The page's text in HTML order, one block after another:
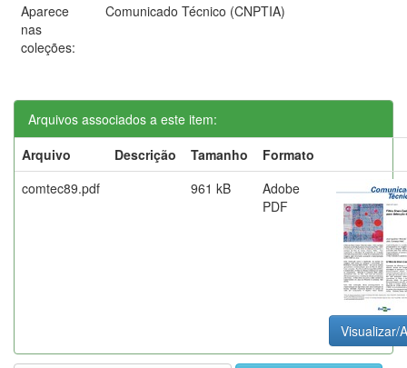
Aparece
nas
coleções:
Comunicado Técnico (CNPTIA)
Arquivos associados a este item:
Arquivo
Descrição Tamanho
Formato
comtec89.pdf
961 kB
Adobe
PDF
Visualizar/